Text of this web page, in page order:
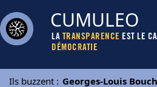
CUMULEO
LA TRANSPARENCE EST LE
DÉMOCRATIE
Ils buzzent : Georges-Louis